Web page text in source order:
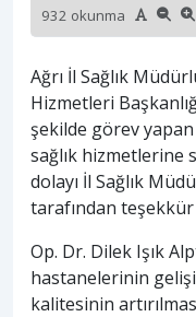
932 okunma
Ağrı İl Sağlık
Hizmetleri
şekilde görev
sağlık hizmetlerine
dolayı İl Sağlık
tarafından teşekkür
Op. Dr. Dilek Işık
hastanelerinin
kalitesinin